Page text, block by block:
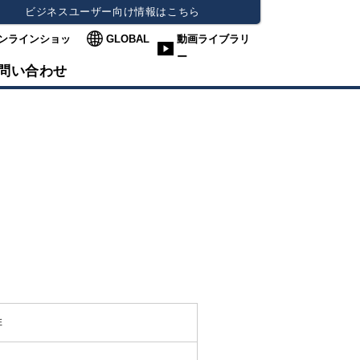
ビジネスユーザー向け情報はこちら
ラインショッ
GLOBAL
動画ライブラリ
ー
い合わせ